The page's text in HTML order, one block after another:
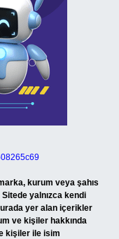
kurum veya şahıs
yalnızca kendi
yer alan içerikler
ve kişiler hakkında
kişiler ile isim